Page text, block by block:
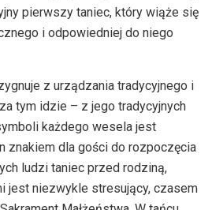
pierwszy taniec, który wiąże się
i odpowiedniej do niego
z urządzania tradycyjnego i
tym idzie – z jego tradycyjnych
każdego wesela jest
znakiem dla gości do rozpoczęcia
ludzi taniec przed rodziną,
jest niezwykle stresujący, czasem